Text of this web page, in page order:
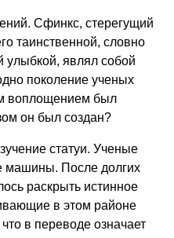
Сфинкс, стерегущий
таинственной, словно
улыбкой, являл собой
поколение ученых
воплощением был
он был создан?
статуи. Ученые
машины. После долгих
раскрыть истинное
в этом районе
в переводе означает